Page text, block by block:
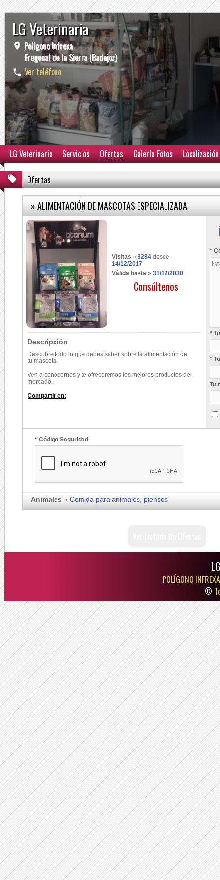
LG Veterinaria
Polígono Infrexa
Fregenal de la Sierra (Badajoz)
Ver teléfono
LG Veterinaria Servicios Ofertas Galería Fotos Localización
Ofertas
» ALIMENTACIÓN DE MASCOTAS ESPECIALIZADA
Visitas » 8284 desde
14/12/2017
Válida hasta » 31/12/2030
Consúltenos
Descripción
Descubre todo lo que debes saber sobre la alimentación de
tu mascota.
Ven a conocernos y te ofreceremos los mejores productos del
mercado.
Compartir en:
*
*
*
Tu
* Código Seguridad
Animales » Comida para animales, piensos
POLÍGONO
©